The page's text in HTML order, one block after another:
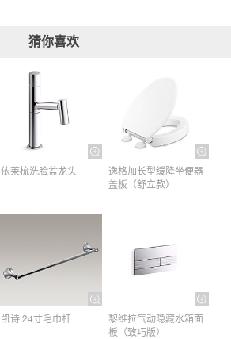
猜你喜欢
依莱梳洗脸盆龙头
逸格加长型缓降坐便器
盖板（舒立款）
凯诗 24寸毛巾杆​
黎维拉气动隐藏水箱面
板（致巧版）